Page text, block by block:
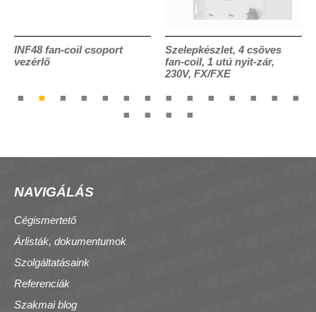
INF48 fan-coil csoport
vezérlő
Szelepkészlet, 4 csöves
fan-coil, 1 utú nyit-zár,
230V, FX/FXE
NAVIGÁLÁS
Cégismertető
Árlisták, dokumentumok
Szolgáltatásaink
Referenciák
Szakmai blog